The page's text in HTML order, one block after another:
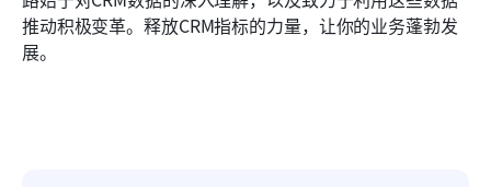
推动积极变革。释放CRM指标的力量，让你的业务蓬勃发
展。